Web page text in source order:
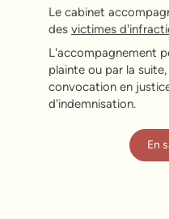
Le cabinet
des victimes
L'accompagnement
plainte ou par la
convocation en
d'indemnisation.
En